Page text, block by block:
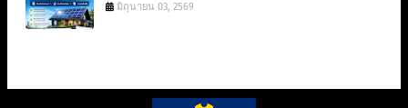
มิถุนายน 03, 2569